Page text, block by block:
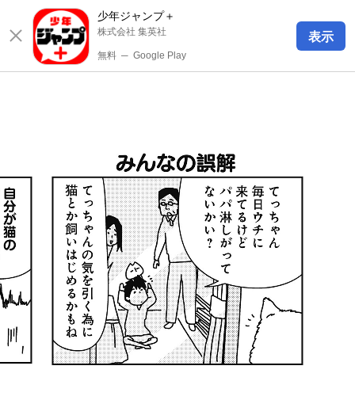
少年ジャンプ＋
株式会社 集英社
無料 ─ Google Play
表示